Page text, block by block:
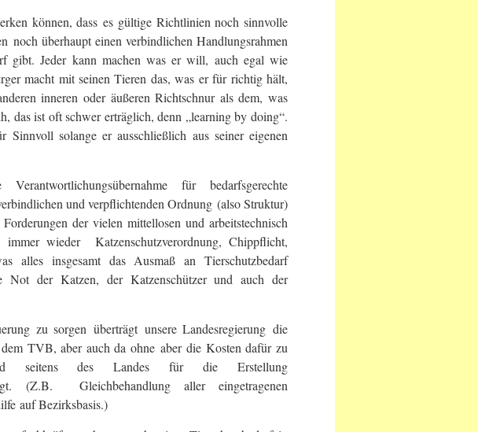
können, dass es gültige Richtlinien noch sinnvolle
noch überhaupt einen verbindlichen Handlungsrahmen
gibt. Jeder kann machen was er will, auch egal wie
macht mit seinen Tieren das, was er für richtig hält,
inneren oder äußeren Richtschnur als dem, was
das ist oft schwer erträglich, denn „learning by doing“.
solange er ausschließlich aus seiner eigenen
für bedarfsgerechte
und verpflichtenden Ordnung (also Struktur)
der vielen mittellosen und arbeitstechnisch
wieder Katzenschutzverordnung, Chippflicht,
alles insgesamt das Ausmaß an Tierschutzbedarf
Not der Katzen, der Katzenschützer und auch der
zu sorgen überträgt unsere Landesregierung die
TVB, aber auch da ohne aber die Kosten dafür zu
seitens des Landes für die Erstellung
(Z.B. Gleichbehandlung aller eingetragenen
auf Bezirksbasis.)